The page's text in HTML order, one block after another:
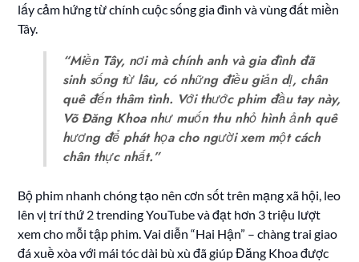
lấy cảm hứng từ chính cuộc sống gia đình và vùng đất miền
Tây.
“Miền Tây, nơi mà chính anh và gia đình đã
sinh sống từ lâu, có những điều giản dị, chân
quê đến thâm tình. Với thước phim đầu tay này,
Võ Đăng Khoa như muốn thu nhỏ hình ảnh quê
hương để phát họa cho người xem một cách
chân thực nhất.”
Bộ phim nhanh chóng tạo nên cơn sốt trên mạng xã hội, leo
lên vị trí thứ 2 trending YouTube và đạt hơn 3 triệu lượt
xem cho mỗi tập phim. Vai diễn “Hai Hận” – chàng trai giao
đá xuề xòa với mái tóc dài bù xù đã giúp Đăng Khoa được